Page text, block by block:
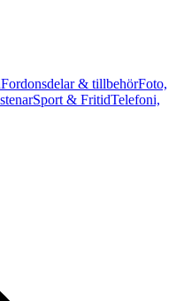
Fordonsdelar & tillbehörFoto,
Sport & FritidTelefoni,